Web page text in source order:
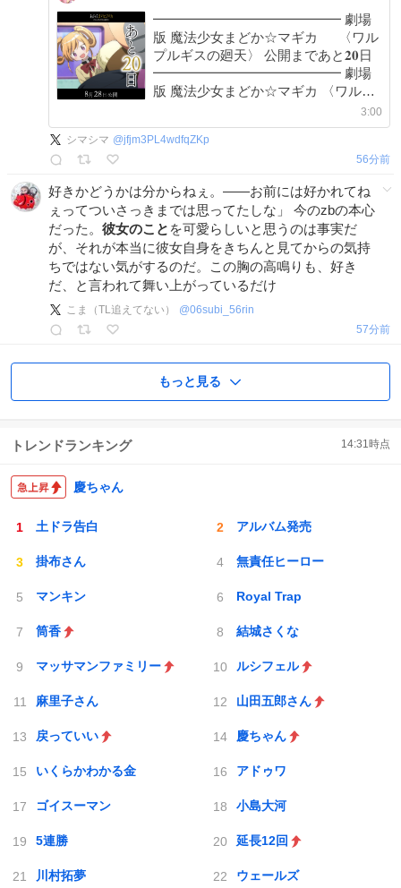
━━━━━━━━━━━━━━ 劇場
版 魔法少女まどか☆マギカ 〈ワル
プルギスの廻天〉 公開まであと𝟐𝟎日
━━━━━━━━━━━━━━ 劇場
版 魔法少女まどか☆マギカ 〈ワルプ
ルギスの廻天〉 8月28日（金）公開 #
まどかマギカ
3:00
シマシマ @jfjm3PL4wdfqZKp
56分前
好きかどうかは分からねぇ。——お前には好かれてね
ぇってついさっきまでは思ってたしな」 今のzbの本心
だった。 彼女のこと を可愛らしいと思うのは事実だ
が、それが本当に彼女自身をきちんと見てからの気持
ちではない気がするのだ。この胸の高鳴りも、好き
だ、と言われて舞い上がっているだけ
こま（TL追えてない） @06subi_56rin
57分前
もっと見る
トレンドランキング 14:31時点
慶ちゃん
土ドラ告白 アルバム発売
掛布さん 無責任ヒーロー
マンキン Royal Trap
筒香 結城さくな
マッサマンファミリー ルシフェル
麻里子さん 山田五郎さん
戻っていい 慶ちゃん
いくらかわかる金 アドゥワ
ゴイスーマン 小島大河
5連勝 延長12回
川村拓夢 ウェールズ